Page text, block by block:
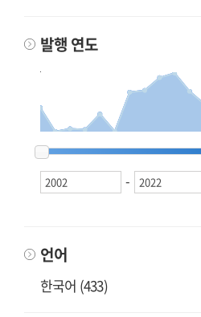
발행 연도
-
언어
한국어 (433)